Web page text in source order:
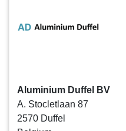
Aluminium Duffel BV
A. Stocletlaan 87
2570 Duffel